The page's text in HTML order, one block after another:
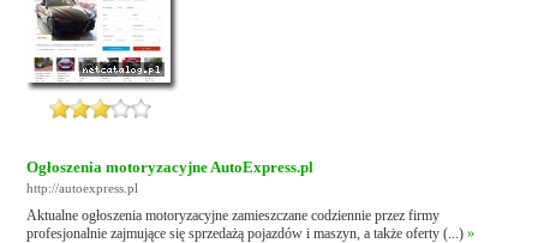
Ogłoszenia motoryzacyjne AutoExpress.pl
http://autoexpress.pl
Aktualne ogłoszenia motoryzacyjne zamieszczane codziennie przez firmy
profesjonalnie zajmujące się sprzedażą pojazdów i maszyn, a także oferty (...)»